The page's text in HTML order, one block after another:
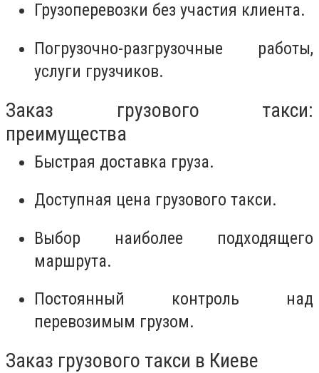
Грузоперевозки без участия клиента.
Погрузочно-разгрузочные работы,
услуги грузчиков.
Заказ грузового такси:
преимущества
Быстрая доставка груза.
Доступная цена грузового такси.
Выбор наиболее подходящего
маршрута.
Постоянный контроль над
перевозимым грузом.
Заказ грузового такси в Киеве